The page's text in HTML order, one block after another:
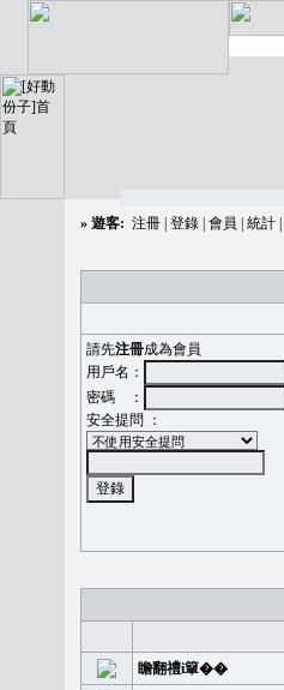
» 遊客: 注冊 登錄 會員 統計
請先注冊成為會員
用戶名：
密碼 ：
安全提問 ：
瞻翻禮i簞��